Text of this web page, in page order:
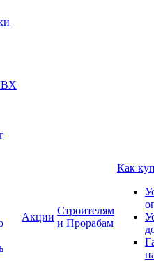
Акции
Строителям
и Прорабам
Как